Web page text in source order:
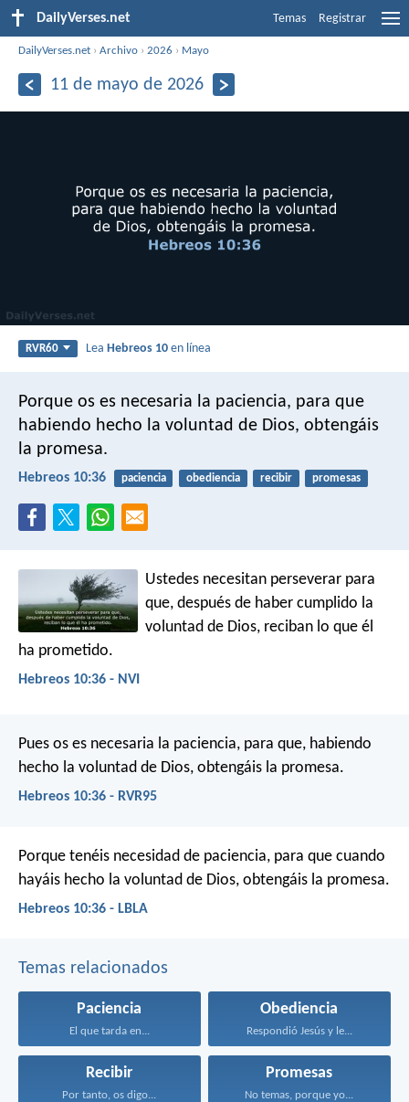
DailyVerses.net Temas Registrar
DailyVerses.net ›Archivo ›2026 › Mayo
11 de mayo de 2026
RVR60 LeaHebreos 10 en línea
Porque os es necesaria la paciencia, para que
habiendo hecho la voluntad de Dios, obtengáis
la promesa.
Hebreos 10:36 paciencia obediencia recibir promesas
Ustedes necesitan perseverar para
que, después de haber cumplido la
voluntad de Dios, reciban lo que él
ha prometido.
Hebreos 10:36 - NVI
Pues os es necesaria la paciencia, para que, habiendo
hecho la voluntad de Dios, obtengáis la promesa.
Hebreos 10:36 - RVR95
Porque tenéis necesidad de paciencia, para que cuando
hayáis hecho la voluntad de Dios, obtengáis la promesa.
Hebreos 10:36 - LBLA
Temas relacionados
Paciencia
El que tarda en...
Obediencia
Respondió Jesús y le...
Recibir
Por tanto, os digo...
Promesas
No temas, porque yo...